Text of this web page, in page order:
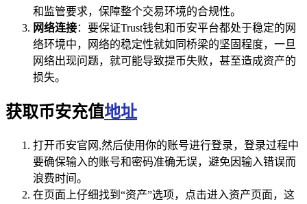
和监管要求，保障整个交易环境的合规性。
网络连接：要保证Trust钱包和币安平台都处于稳定的网
络环境中，网络的稳定性就如同桥梁的坚固程度，一旦
网络出现问题，就可能导致提币失败，甚至造成资产的
损失。
获取币安充值地址
打开币安官网,然后使用你的账号进行登录，登录过程中
要确保输入的账号和密码准确无误，避免因输入错误而
浪费时间。
在页面上仔细找到“资产”选项，点击进入资产页面，这